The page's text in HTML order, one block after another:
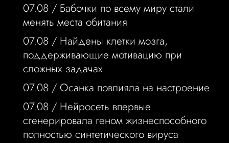
07.08 / Бабочки по всему миру стали
менять места обитания
07.08 / Найдены клетки мозга,
поддерживающие мотивацию при
сложных задачах
07.08 / Осанка повлияла на настроение
07.08 / Нейросеть впервые
сгенерировала геном жизнеспособного
полностью синтетического вируса